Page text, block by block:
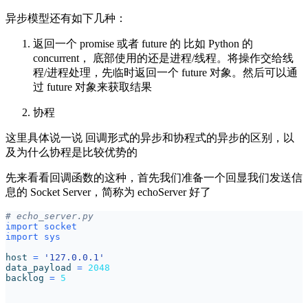
异步模型还有如下几种：
返回一个 promise 或者 future 的 比如 Python 的
concurrent， 底部使用的还是进程/线程。将操作交给线
程/进程处理，先临时返回一个 future 对象。然后可以通
过 future 对象来获取结果
协程
这里具体说一说 回调形式的异步和协程式的异步的区别，以
及为什么协程是比较优势的
先来看看回调函数的这种，首先我们准备一个回显我们发送信
息的 Socket Server，简称为 echoServer 好了
# echo_server.py
import
socket
import
sys
host =
'127.0.0.1'
data_payload
= 2048
backlog = 5